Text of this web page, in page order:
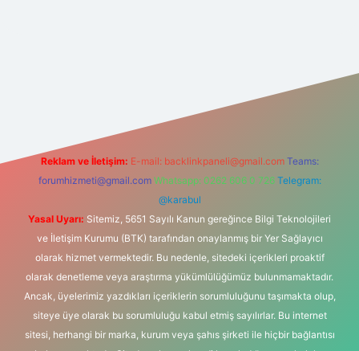
Reklam ve İletişim: E-mail: backlinkpaneli@gmail.com Teams:
forumhizmeti@gmail.com Whatsapp: 0262 606 0 726 Telegram:
@karabul
Yasal Uyarı: Sitemiz, 5651 Sayılı Kanun gereğince Bilgi Teknolojileri
ve İletişim Kurumu (BTK) tarafından onaylanmış bir Yer Sağlayıcı
olarak hizmet vermektedir. Bu nedenle, sitedeki içerikleri proaktif
olarak denetleme veya araştırma yükümlülüğümüz bulunmamaktadır.
Ancak, üyelerimiz yazdıkları içeriklerin sorumluluğunu taşımakta olup,
siteye üye olarak bu sorumluluğu kabul etmiş sayılırlar. Bu internet
sitesi, herhangi bir marka, kurum veya şahıs şirketi ile hiçbir bağlantısı